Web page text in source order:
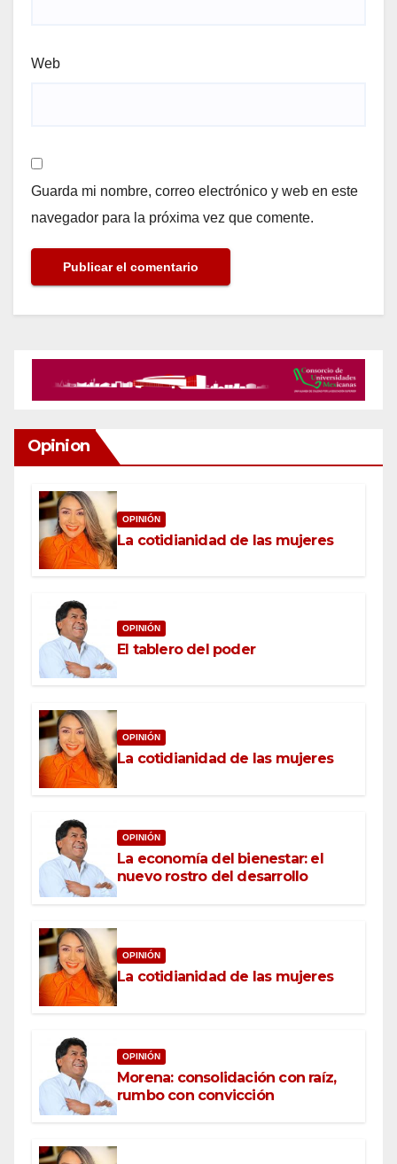
Web
Guarda mi nombre, correo electrónico y web en este
navegador para la próxima vez que comente.
Opinion
OPINIÓN
La cotidianidad de las mujeres
OPINIÓN
El tablero del poder
OPINIÓN
La cotidianidad de las mujeres
OPINIÓN
La economía del bienestar: el
nuevo rostro del desarrollo
OPINIÓN
La cotidianidad de las mujeres
OPINIÓN
Morena: consolidación con raíz,
rumbo con convicción